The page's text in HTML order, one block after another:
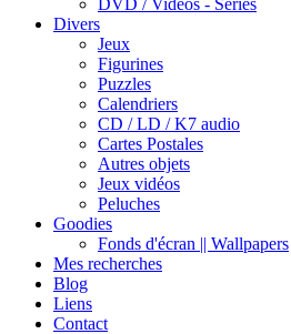
Divers
Jeux
Figurines
Puzzles
Calendriers
CD / LD / K7 audio
Cartes Postales
Autres objets
Jeux vidéos
Peluches
Goodies
Fonds d'écran || Wallpapers
Mes recherches
Blog
Liens
Contact